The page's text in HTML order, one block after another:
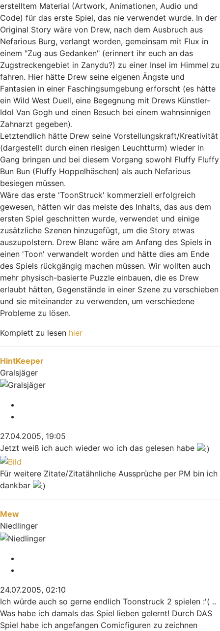
erstelltem Material (Artwork, Animationen, Audio und
Code) für das erste Spiel, das nie verwendet wurde. In der
Original Story wäre von Drew, nach dem Ausbruch aus
Nefarious Burg, verlangt worden, gemeinsam mit Flux in
einem "Zug aus Gedanken" (erinnert ihr euch an das
Zugstreckengebiet in Zanydu?) zu einer Insel im Himmel zu
fahren. Hier hätte Drew seine eigenen Ängste und
Fantasien in einer Faschingsumgebung erforscht (es hätte
ein Wild West Duell, eine Begegnung mit Drews Künstler-
Idol Van Gogh und einen Besuch bei einem wahnsinnigen
Zahnarzt gegeben).
Letztendlich hätte Drew seine Vorstellungskraft/Kreativität
(dargestellt durch einen riesigen Leuchtturm) wieder in
Gang bringen und bei diesem Vorgang sowohl Fluffy Fluffy
Bun Bun (Fluffy Hoppelhäschen) als auch Nefarious
besiegen müssen.
Wäre das erste 'ToonStruck' kommerziell erfolgreich
gewesen, hätten wir das meiste des Inhalts, das aus dem
ersten Spiel geschnitten wurde, verwendet und einige
zusätzliche Szenen hinzugefügt, um die Story etwas
auszupolstern. Drew Blanc wäre am Anfang des Spiels in
einen 'Toon' verwandelt worden und hätte dies am Ende
des Spiels rückgängig machen müssen. Wir wollten auch
mehr physisch-basierte Puzzle einbauen, die es Drew
erlaubt hätten, Gegenstände in einer Szene zu verschieben
und sie miteinander zu verwenden, um verschiedene
Probleme zu lösen.
Komplett zu lesen hier
HintKeeper
Gralsjäger
27.04.2005, 19:05
Jetzt weiß ich auch wieder wo ich das gelesen habe
Für weitere Zitate/Zitatähnliche Aussprüche per PM bin ich
dankbar
Nach oben
Mew
Niedlinger
24.07.2005, 02:10
Ich würde auch so gerne endlich Toonstruck 2 spielen :'( ..
Was habe ich damals das Spiel lieben gelernt! Durch DAS
Spiel habe ich angefangen Comicfiguren zu zeichnen